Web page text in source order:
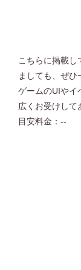
こちらに掲載し
ましても、ぜ
ゲームのUIやイ
広くお受けして
目安料金：--